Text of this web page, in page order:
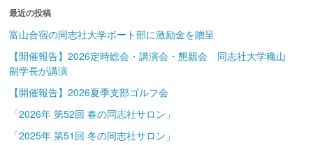
最近の投稿
富山合宿の同志社大学ボート部に激励金を贈呈
【開催報告】2026定時総会・講演会・懇親会 同志社大学穐山
副学長が講演
【開催報告】2026夏季支部ゴルフ会
「2026年 第52回 春の同志社サロン」
「2025年 第51回 冬の同志社サロン」